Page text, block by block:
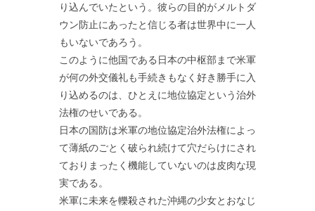
り込んでいたという。彼らの目的がメルトダ
ウン防止にあったと信じる者は世界中に一人
もいないであろう。
このように他国である日本の中枢部まで米軍
が何の外交儀礼も手続きもなく好き勝手に入
り込めるのは、ひとえに地位協定という治外
法権のせいである。
日本の国防は米軍の地位協定治外法権によっ
て薄紙のごとく破られ続けて穴だらけにされ
ておりまったく機能していないのは皮肉な現
実である。
米軍に未来を轢殺された沖縄の少女とおなじ